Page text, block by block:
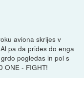
aviona skrijes v
pa da prides do enga
pogledas in pol s
ONE - FIGHT!